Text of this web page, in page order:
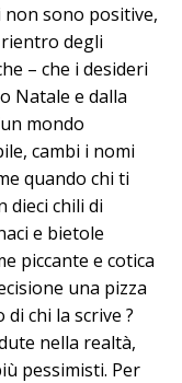
non sono positive,
degli
– che i desideri
Natale e dalla
mondo
cambi i nomi
quando chi ti
dieci chili di
e bietole
piccante e cotica
una pizza
di chi la scrive ?
nella realtà,
pessimisti. Per